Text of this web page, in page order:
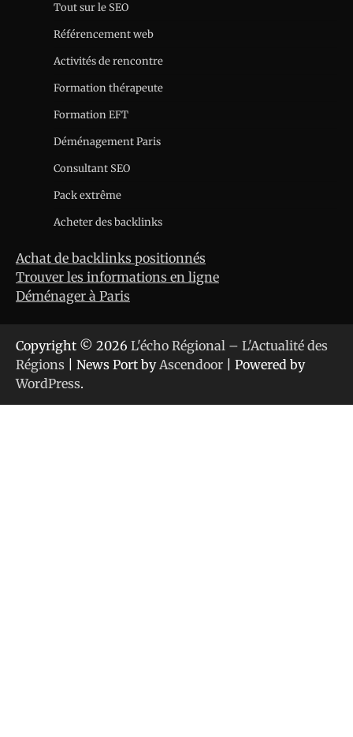
Tout sur le SEO
Référencement web
Activités de rencontre
Formation thérapeute
Formation EFT
Déménagement Paris
Consultant SEO
Pack extrême
Acheter des backlinks
Achat de backlinks positionnés
Trouver les informations en ligne
Déménager à Paris
Copyright © 2026 L'écho Régional – L'Actualité des
Régions | News Port byAscendoor | Powered by
WordPress.